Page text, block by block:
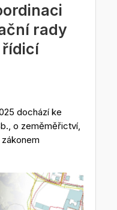
rady
řídicí
dochází ke
o zeměměřictví,